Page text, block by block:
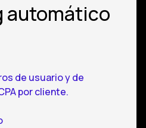
automático
de usuario y de
por cliente.